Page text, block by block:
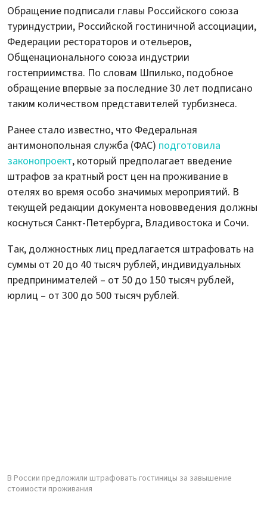
Обращение подписали главы Российского союза
туриндустрии, Российской гостиничной ассоциации,
Федерации рестораторов и отельеров,
Общенационального союза индустрии
гостеприимства. По словам Шпилько, подобное
обращение впервые за последние 30 лет подписано
таким количеством представителей турбизнеса.
Ранее стало известно, что Федеральная
антимонопольная служба (ФАС) подготовила
законопроект, который предполагает введение
штрафов за кратный рост цен на проживание в
отелях во время особо значимых мероприятий. В
текущей редакции документа нововведения должны
коснуться Санкт-Петербурга, Владивостока и Сочи.
Так, должностных лиц предлагается штрафовать на
суммы от 20 до 40 тысяч рублей, индивидуальных
предпринимателей – от 50 до 150 тысяч рублей,
юрлиц – от 300 до 500 тысяч рублей.
В России предложили штрафовать гостиницы за завышение
стоимости проживания